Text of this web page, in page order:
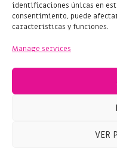
identificaciones únicas en
consentimiento, puede
características y funciones.
Manage services
VER